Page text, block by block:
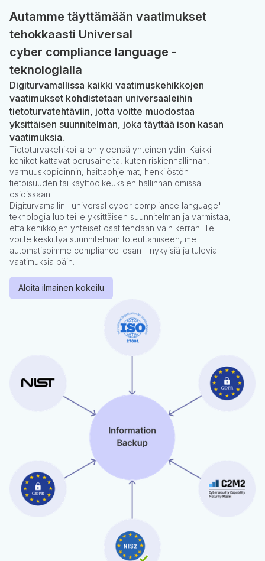
Autamme täyttämään vaatimukset
tehokkaasti Universal
cyber compliance language -
teknologialla
Digiturvamallissa kaikki vaatimuskehikkojen
vaatimukset kohdistetaan universaaleihin
tietoturvatehtäviin, jotta voitte muodostaa
yksittäisen suunnitelman, joka täyttää ison kasan
vaatimuksia.
Tietoturvakehikoilla on yleensä yhteinen ydin. Kaikki
kehikot kattavat perusaiheita, kuten riskienhallinnan,
varmuuskopioinnin, haittaohjelmat, henkilöstön
tietoisuuden tai käyttöoikeuksien hallinnan omissa
osioissaan.
Digiturvamallin "universal cyber compliance language" -
teknologia luo teille yksittäisen suunnitelman ja varmistaa,
että kehikkojen yhteiset osat tehdään vain kerran. Te
voitte keskittyä suunnitelman toteuttamiseen, me
automatisoimme compliance-osan - nykyisiä ja tulevia
vaatimuksia päin.
Aloita ilmainen kokeilu